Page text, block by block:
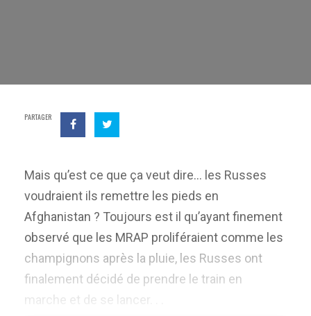
PARTAGER
Mais qu’est ce que ça veut dire… les Russes
voudraient ils remettre les pieds en
Afghanistan ? Toujours est il qu’ayant finement
observé que les MRAP proliféraient comme les
champignons après la pluie, les Russes ont
finalement décidé de prendre le train en
marche et de se lancer. . .